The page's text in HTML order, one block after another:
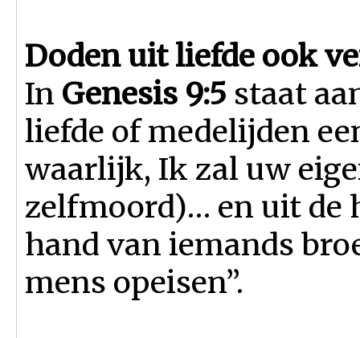
Doden uit liefde ook
In Genesis 9:5 staat
liefde of medelijden
waarlijk, Ik zal uw
zelfmoord)… en uit de
hand van iemands
mens opeisen”.